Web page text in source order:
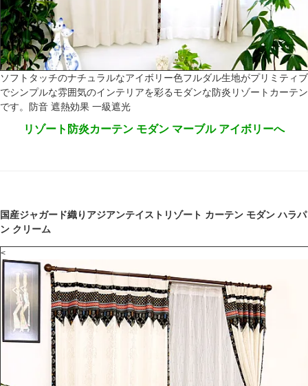
ソフトタッチのナチュラルなアイボリー色フルダル生地がプリミティブ
でシンプルな雰囲気のインテリアを彩るモダンな防炎リゾートカーテン
です。防音 遮熱効果 一級遮光
リゾート防炎カーテン モダン マーブル アイボリーへ
国産ジャガード織りアジアンテイストリゾート カーテン モダン ハラパ
ン クリーム
<